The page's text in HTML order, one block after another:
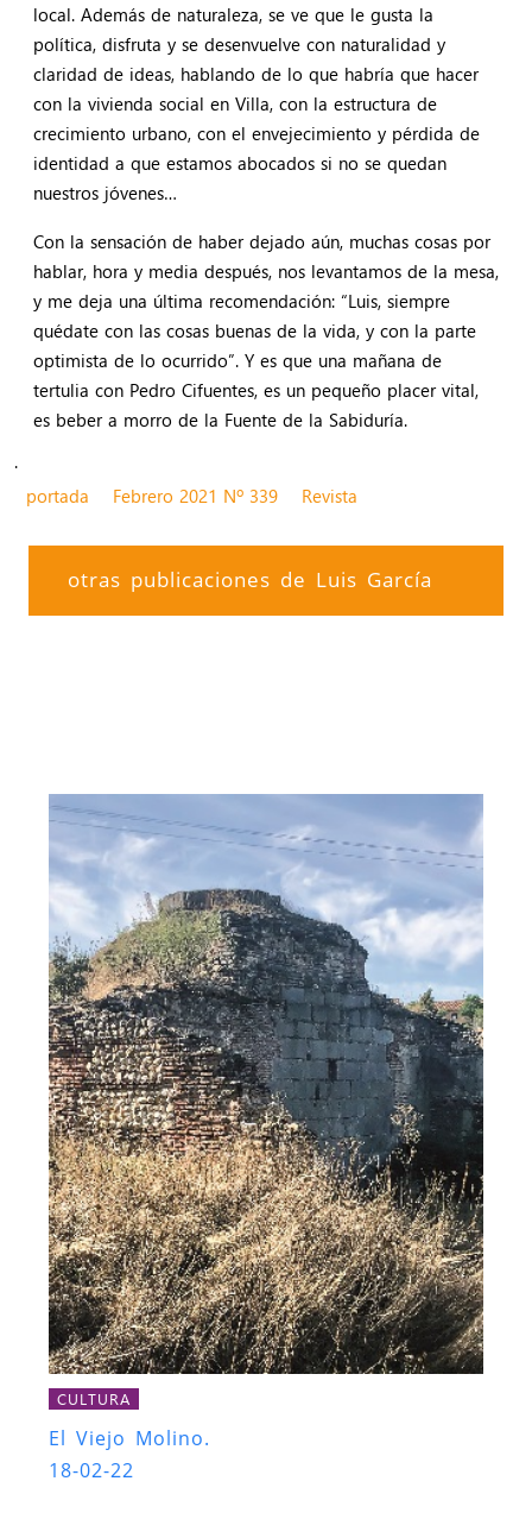
local. Además de naturaleza, se ve que le gusta la
política, disfruta y se desenvuelve con naturalidad y
claridad de ideas, hablando de lo que habría que hacer
con la vivienda social en Villa, con la estructura de
crecimiento urbano, con el envejecimiento y pérdida de
identidad a que estamos abocados si no se quedan
nuestros jóvenes…
Con la sensación de haber dejado aún, muchas cosas por
hablar, hora y media después, nos levantamos de la mesa,
y me deja una última recomendación: “Luis, siempre
quédate con las cosas buenas de la vida, y con la parte
optimista de lo ocurrido”. Y es que una mañana de
tertulia con Pedro Cifuentes, es un pequeño placer vital,
es beber a morro de la Fuente de la Sabiduría.
.
portada
Febrero 2021 Nº 339 Revista
otras publicaciones de Luis García
CULTURA
El Viejo Molino.
18-02-22